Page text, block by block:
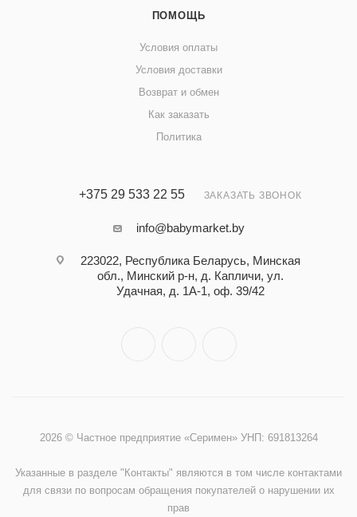
ПОМОЩЬ
Условия оплаты
Условия доставки
Возврат и обмен
Как заказать
Политика
+375 29 533 22 55 ЗАКАЗАТЬ ЗВОНОК
info@babymarket.by
223022, Республика Беларусь, Минская
обл., Минский р-н, д. Капличи, ул.
Удачная, д. 1А-1, оф. 39/42
2026 © Частное предприятие «Серимен» УНП: 691813264
Указанные в разделе "Контакты" являются в том числе контактами
для связи по вопросам обращения покупателей о нарушении их
прав